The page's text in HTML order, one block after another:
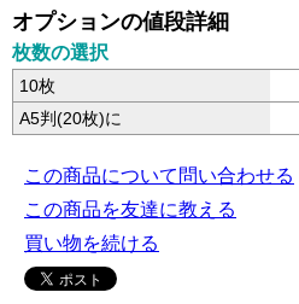
オプションの値段詳細
枚数の選択
10枚
A5判(20枚)に
この商品について問い合わせる
この商品を友達に教える
買い物を続ける